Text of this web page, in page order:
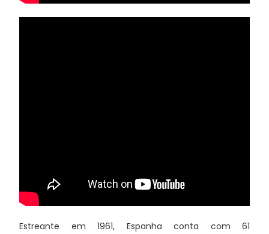
Estreante em 1961, Espanha conta com 61